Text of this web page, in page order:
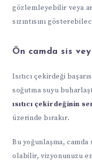
gözlemleyebilir veya
sızıntısını
Ön camda sis
Isıtıcı çekirdeği
soğutma suyu
ısıtıcı çekirdeğinin
üzerinde bırakır.
Bu yoğunlaşma,
olabilir, vizyonunuzu